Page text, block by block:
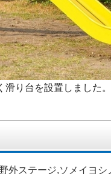
台を設置しました。
外ステージ,ソメイヨシ